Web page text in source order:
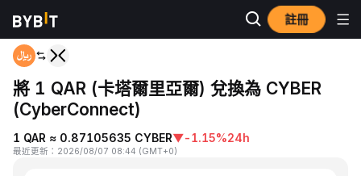
註冊
首頁 QAR to CYBER
將 1 QAR (卡塔爾里亞爾) 兌換為 CYBER
(CyberConnect)
1 QAR ≈ 0.87105635 CYBER▼-1.15%24h
最近更新 ： 2026/08/07 08:44 (GMT+0)